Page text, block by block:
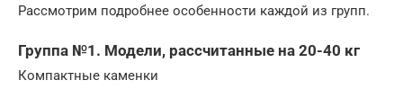
Рассмотрим подробнее особенности каждой из групп.
Группа №1. Модели, рассчитанные на 20-40 кг
Компактные каменки